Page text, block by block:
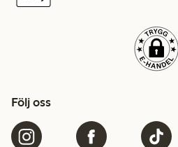
Följ oss